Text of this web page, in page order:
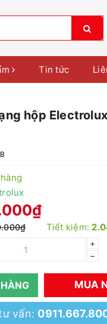
Tin tức
hộp
Tiết kiệm:
+
–
MUA
vấn: